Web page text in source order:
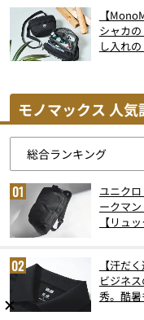
【
シャカ
し入れ
モノマックス 人
ユニク
ークマ
【リュ
【汗だ
ビジネ
秀。酷